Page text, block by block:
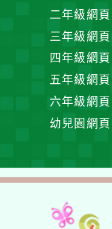
二年級網頁
三年級網頁
四年級網頁
五年級網頁
六年級網頁
幼兒園網頁